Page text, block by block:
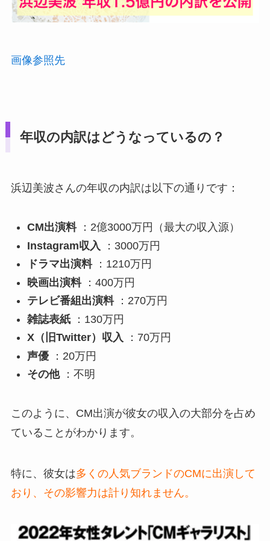
画像参照先
年収の内訳はどうなっているの？
浜辺美波さんの年収の内訳は以下の通りです：
CM出演料
：2億3000万円（最大の収入源）
Instagram収入
：3000万円
ドラマ出演料
：1210万円
映画出演料
：400万円
テレビ番組出演料
：270万円
雑誌表紙
：130万円
X（旧Twitter）収入
：70万円
声優
：20万円
その他
：不明
このように、CM出演が彼女の収入の大部分を占め
ていることがわかります。
特に、彼女は多くの人気ブランドのCMに出演して
おり、その影響力は計り知れません。